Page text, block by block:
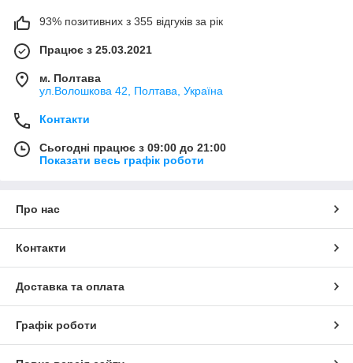
93% позитивних з 355 відгуків за рік
Працює з 25.03.2021
м. Полтава
ул.Волошкова 42, Полтава, Україна
Контакти
Сьогодні працює з 09:00 до 21:00
Показати весь графік роботи
Про нас
Контакти
Доставка та оплата
Графік роботи